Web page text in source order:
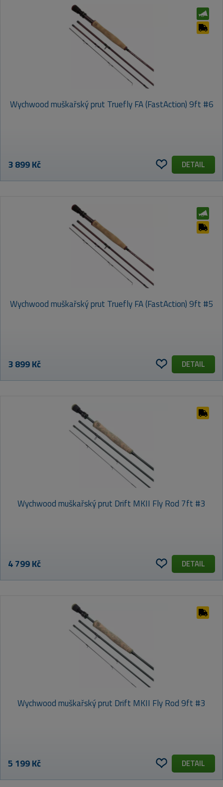
Wychwood muškařský prut Truefly FA (FastAction) 9ft #6
3 899 Kč DETAIL
Wychwood muškařský prut Truefly FA (FastAction) 9ft #5
3 899 Kč DETAIL
Wychwood muškařský prut Drift MKII Fly Rod 7ft #3
4 799 Kč DETAIL
Wychwood muškařský prut Drift MKII Fly Rod 9ft #3
5 199 Kč DETAIL